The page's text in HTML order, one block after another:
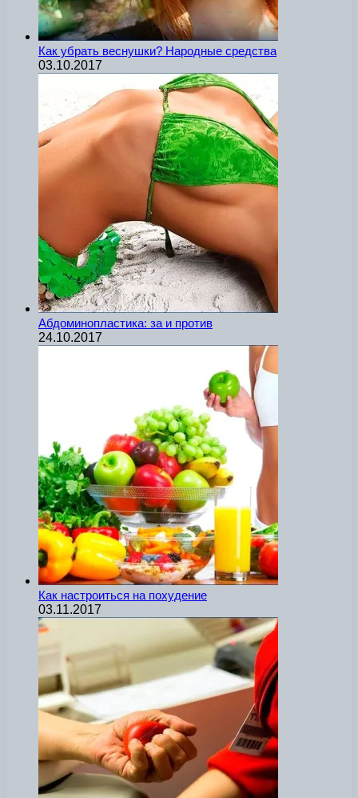
Как убрать веснушки? Народные средства
03.10.2017
Абдоминопластика: за и против
24.10.2017
Как настроиться на похудение
03.11.2017